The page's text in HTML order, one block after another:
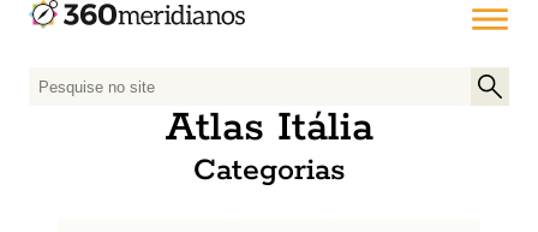
P
Atlas Itália
Categorias